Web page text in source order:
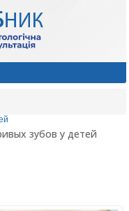
зубов у детей